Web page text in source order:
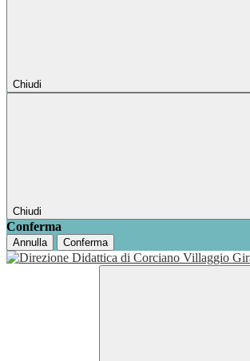
Chiudi
Chiudi
Conferma
Annulla Conferma